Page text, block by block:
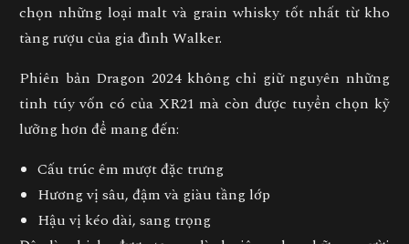
chọn những loại malt và grain whisky tốt nhất từ kho
tàng rượu của gia đình Walker.
Phiên bản Dragon 2024 không chỉ giữ nguyên những
tinh túy vốn có của XR21 mà còn được tuyển chọn kỹ
lưỡng hơn để mang đến:
Cấu trúc êm mượt đặc trưng
Hương vị sâu, đậm và giàu tầng lớp
Hậu vị kéo dài, sang trọng